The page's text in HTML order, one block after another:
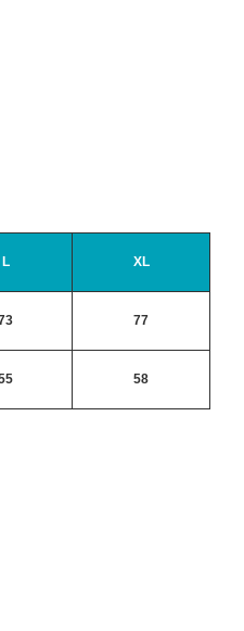
L XL
77
58